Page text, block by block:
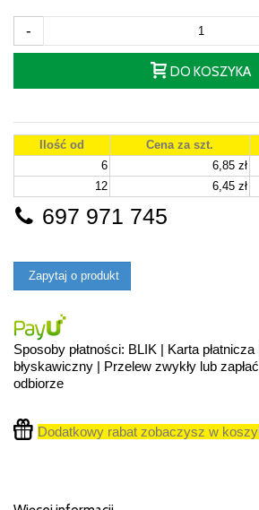
-
DO KOSZYKA
Ilość od Cena za szt.
6
6,85 zł
12
6,45 zł
697 971 745
Zapytaj o produkt
Sposoby płatności: BLIK | Karta
błyskawiczny | Przelew zwykły lub
odbiorze
Dodatkowy rabat zobaczysz w